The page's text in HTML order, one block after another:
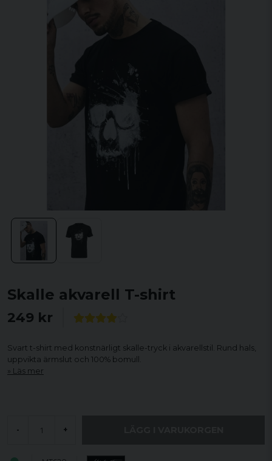
Skalle akvarell T-shirt
249 kr
Svart t-shirt med konstnärligt skalle-tryck i akvarellstil. Rund hals,
uppvikta ärmslut och 100% bomull.
Läs mer
- +